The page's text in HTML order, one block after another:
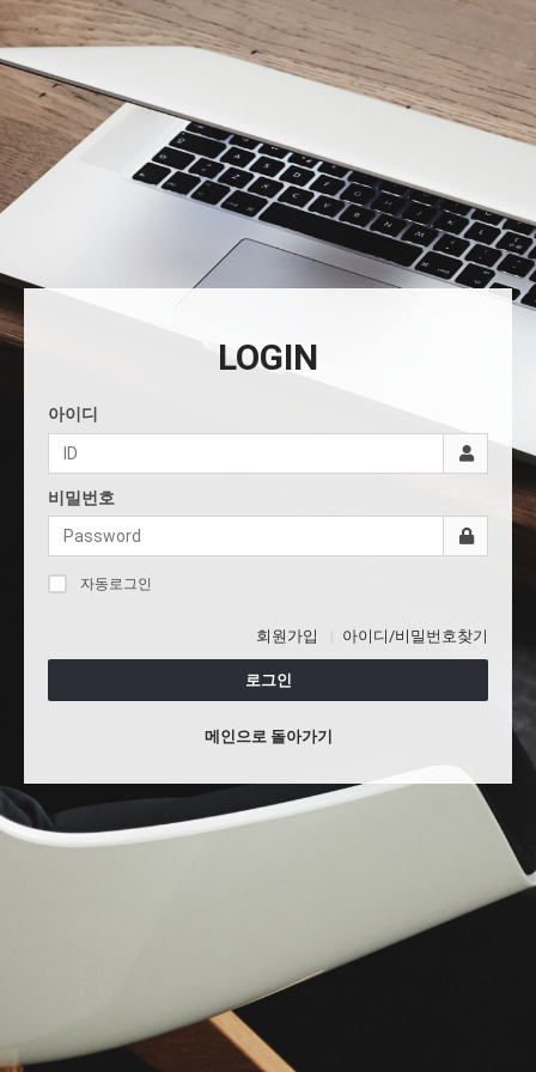
LOGIN
아이디
비밀번호
자동로그인
회원가입 아이디/비밀번호찾기
로그인
메인으로 돌아가기